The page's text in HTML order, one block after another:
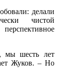
делали
чистой
мы шесть лет
Жуков. – Но